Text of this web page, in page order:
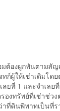
มต้องผูกพันตามสั
ก์ผู้ให้เช่าเดิมโดย
ยที่ 1 และจำเลย
องทรัพย์ที่เช่าช่ว
าที่ดินพิพาทเป็นที่ร